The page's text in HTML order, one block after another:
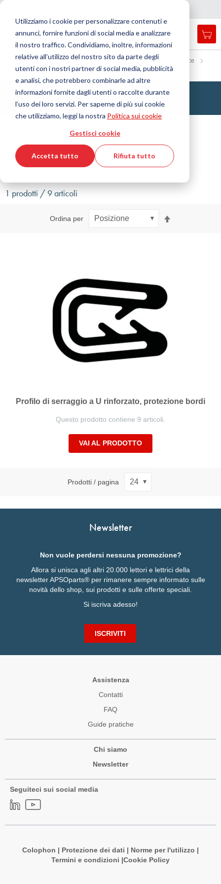
Utilizziamo i cookie per personalizzare contenuti e
annunci, fornire funzioni di social media e analizzare
il nostro traffico. Condividiamo, inoltre, informazioni
relative all’utilizzo del nostro sito da parte degli
utenti con i nostri partner di social media, pubblicità
e analisi, che potrebbero combinarle ad altre
informazioni fornite dagli utenti o raccolte durante
l’uso dei loro servizi. Per saperne di più sui cookie
che utilizziamo, leggi la nostra Politica sui cookie
Gestisci cookie
Accetta tutto Rifiuta tutto
Menu
search
Cerca
Home DirectCUT - Configurator
Profili, cordoni tondi e strisce
U-Profilo di fissaggio a tenuta
U-Profilo di fissaggio a tenuta
Mostra filtri
1 prodotti / 9 articoli
Ordina per
Profilo di serraggio a U rinforzato, protezione bordi
Questo prodotto contiene 9 articoli.
VAI AL PRODOTTO
Prodotti / pagina
Newsletter
Non vuole perdersi nessuna promozione?
Allora si unisca agli altri 20.000 lettori e lettrici della
newsletter APSOparts® per rimanere sempre informato sulle
novità dello shop, sui prodotti e sulle offerte speciali.
Si iscriva adesso!
ISCRIVITI
Assistenza
Contatti
FAQ
Guide pratiche
Chi siamo
Newsletter
Seguiteci sui social media
Colophon | Protezione dei dati | Norme per l'utilizzo |
Termini e condizioni |Cookie Policy